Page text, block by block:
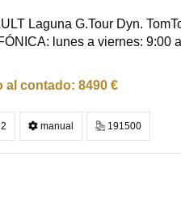
Laguna G.Tour Dyn.
lunes a viernes: 9:00
8490 €
manual 191500